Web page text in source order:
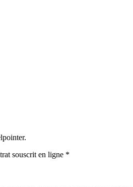
souscrit en ligne *